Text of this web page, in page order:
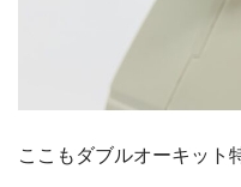
ここもダブルオーキット